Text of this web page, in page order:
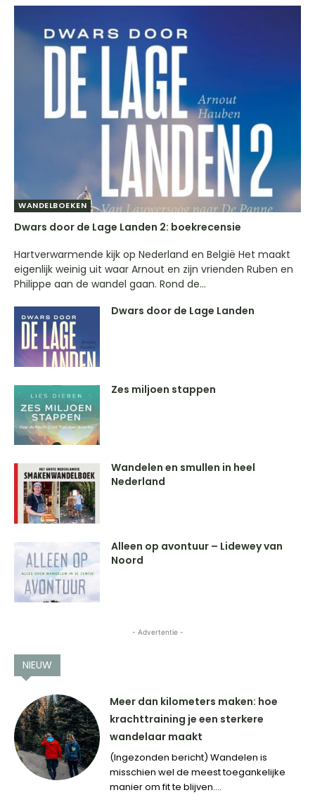
WANDELBOEKEN
Dwars door de Lage Landen 2: boekrecensie
Hartverwarmende kijk op Nederland en België Het maakt
eigenlijk weinig uit waar Arnout en zijn vrienden Ruben en
Philippe aan de wandel gaan. Rond de...
Dwars door de Lage Landen
Zes miljoen stappen
Wandelen en smullen in heel
Nederland
Alleen op avontuur – Lidewey van
Noord
- Advertentie -
NIEUW
Meer dan kilometers maken: hoe
krachttraining je een sterkere
wandelaar maakt
(Ingezonden bericht) Wandelen is
misschien wel de meest toegankelijke
manier om fit te blijven....